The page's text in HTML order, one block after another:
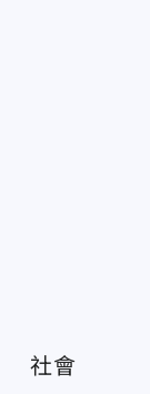
社會